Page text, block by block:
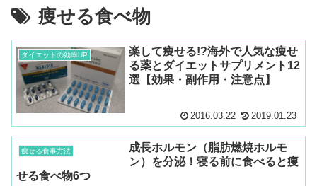
痩せる食べ物
ダイエットの効率UP
楽して痩せる!?海外で人気な痩せ
る薬とダイエットサプリメント12
選【効果・副作用・注意点】
2016.03.22 2019.01.23
痩せる食事方法
成長ホルモン（脂肪燃焼ホルモ
ン）を分泌！寝る前に食べると痩
せる食べ物6つ